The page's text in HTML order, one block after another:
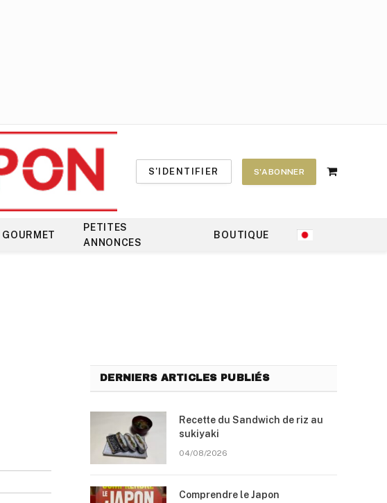
S'IDENTIFIER S'ABONNER
Shopping
GOURMET
PETITES
ANNONCES
BOUTIQUE
DERNIERS ARTICLES PUBLIÉS
Recette du Sandwich de riz au
sukiyaki
04/08/2026
Comprendre le Japon